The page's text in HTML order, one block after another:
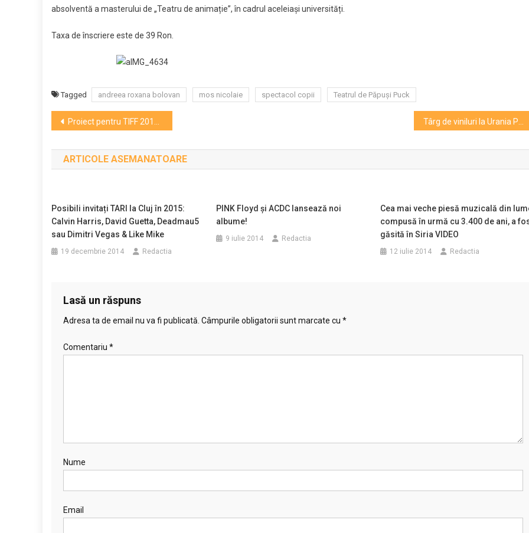
absolventă a masterului de „Teatru de animație”, în cadrul aceleiași universități.
Taxa de înscriere este de 39 Ron.
Tagged andreea roxana bolovan mos nicolaie spectacol copii Teatrul de Păpuşi Puck
Navigare
în
articole
Proiect pentru TIFF 2016! TIFF caută clujeni care seamănă cu personaje de film
ARTICOLE ASEMANATOARE
Posibili invitați TARI la Cluj în 2015:
Calvin Harris, David Guetta, Deadmau5
sau Dimitri Vegas & Like Mike
19 decembrie 2014 Redactia
PINK Floyd şi ACDC lansează noi
albume!
9 iulie 2014 Redactia
Cea mai veche piesă muzicală din
compusă în urmă cu 3.400 de ani, a
găsită în Siria VIDEO
12 iulie 2014 Redactia
Lasă un răspuns
Adresa ta de email nu va fi publicată. Câmpurile obligatorii sunt marcate cu *
Comentariu *
Nume
Email